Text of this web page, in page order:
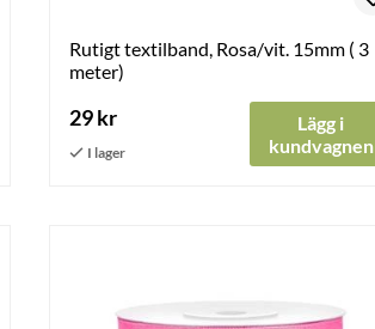
Rutigt textilband, Rosa/vit. 15mm ( 3
meter)
29 kr
Lägg i
kundvagnen